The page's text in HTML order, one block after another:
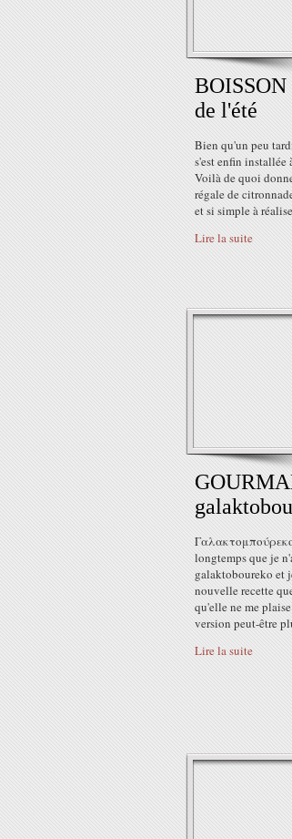
de l'été
Bien qu'un peu
s'est enfin installée
Voilà de quoi
régale de
et si simple à
Lire la suite
longtemps que je
galaktoboureko et
nouvelle recette
qu'elle ne me
version peut-être
Lire la suite